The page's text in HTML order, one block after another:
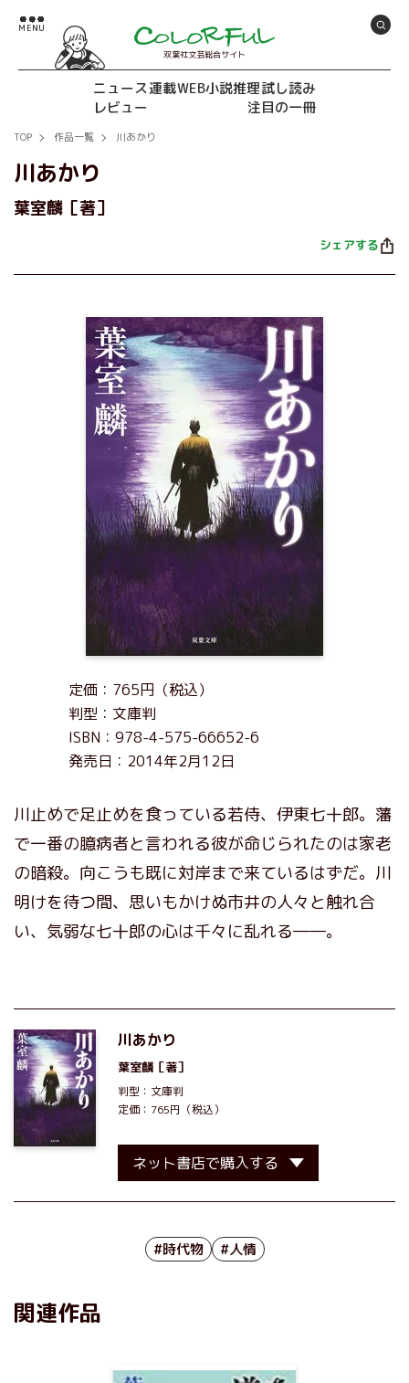
双葉社文芸総合サイト
ニュース連載WEB小説推理試し読み
レビュー
注目の一冊
TOP 作品一覧 川あかり
川あかり
葉室麟［著］
シェアする
定価：765円（税込）
判型：文庫判
ISBN：978-4-575-66652-6
発売日：2014年2月12日
川止めで足止めを食っている若侍、伊東七十郎。藩
で一番の臆病者と言われる彼が命じられたのは家老
の暗殺。向こうも既に対岸まで来ているはずだ。川
明けを待つ間、思いもかけぬ市井の人々と触れ合
い、気弱な七十郎の心は千々に乱れる――。
川あかり
葉室麟 ［著］
判型：文庫判
定価：765円（税込）
ネット書店で購入する
#時代物 #人情
関連作品